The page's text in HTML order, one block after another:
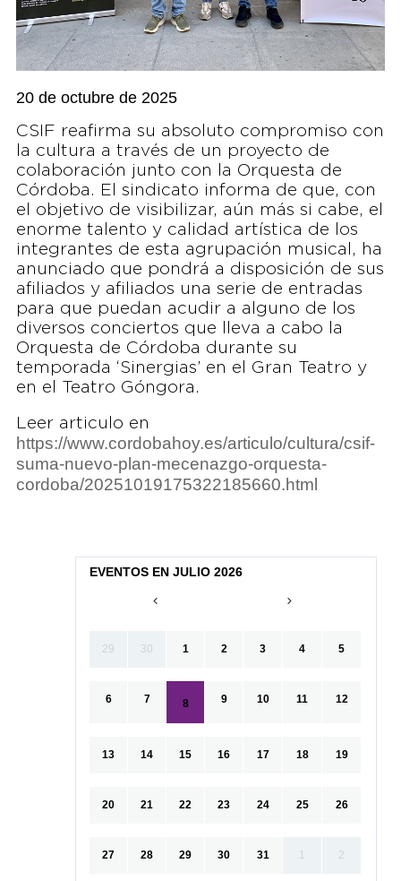
20 de octubre de 2025
CSIF reafirma su absoluto compromiso con
la cultura a través de un proyecto de
colaboración junto con la Orquesta de
Córdoba. El sindicato informa de que, con
el objetivo de visibilizar, aún más si cabe, el
enorme talento y calidad artística de los
integrantes de esta agrupación musical, ha
anunciado que pondrá a disposición de sus
afiliados y afiliados una serie de entradas
para que puedan acudir a alguno de los
diversos conciertos que lleva a cabo la
Orquesta de Córdoba durante su
temporada ‘Sinergias’ en el Gran Teatro y
en el Teatro Góngora.
Leer articulo en
https://www.cordobahoy.es/articulo/cultura/csif-
suma-nuevo-plan-mecenazgo-orquesta-
cordoba/20251019175322185660.html
EVENTOS EN JULIO 2026
29 30 1 2 3 4 5
6 7 8 9 10 11 12
13 14 15 16 17 18 19
20 21 22 23 24 25 26
27 28 29 30 31 1 2